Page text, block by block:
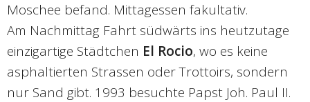
Moschee befand. Mittagessen fakultativ.
Am Nachmittag Fahrt südwärts ins heutzutage
einzigartige Städtchen El Rocio, wo es keine
asphaltierten Strassen oder Trottoirs, sondern
nur Sand gibt. 1993 besuchte Papst Joh. Paul II.